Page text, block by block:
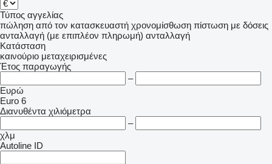
Τύπος αγγελίας
πώληση από τον κατασκευαστή χρονομίσθωση πίστωση με δόσεις
ανταλλαγή (με επιπλέον πληρωμή) ανταλλαγή
Κατάσταση
καινούριο μεταχειρισμένες
Έτος παραγωγής
–
Ευρώ
Euro 6
Διανυθέντα χιλιόμετρα
–
χλμ
Autoline ID